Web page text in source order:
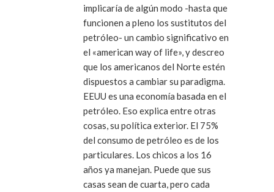
implicaría de algún modo -hasta que
funcionen a pleno los sustitutos del
petróleo- un cambio significativo en
el «american way of life», y descreo
que los americanos del Norte estén
dispuestos a cambiar su paradigma.
EEUU es una economía basada en el
petróleo. Eso explica entre otras
cosas, su política exterior. El 75%
del consumo de petróleo es de los
particulares. Los chicos a los 16
años ya manejan. Puede que sus
casas sean de cuarta, pero cada